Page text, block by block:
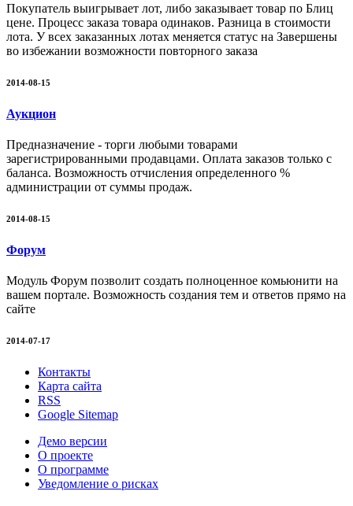
Покупатель выигрывает лот, либо заказывает товар по Блиц
цене. Процесс заказа товара одинаков. Разница в стоимости
лота. У всех заказанных лотах меняется статус на Завершены
во избежании возможности повторного заказа
2014-08-15
Аукцион
Предназначение - торги любыми товарами
зарегистрированными продавцами. Оплата заказов только с
баланса. Возможность отчисления определенного %
администрации от суммы продаж.
2014-08-15
Форум
Модуль Форум позволит создать полноценное комьюнити на
вашем портале. Возможность создания тем и ответов прямо на
сайте
2014-07-17
Контакты
Карта сайта
RSS
Google Sitemap
Демо версии
О проекте
О программе
Уведомление о рисках